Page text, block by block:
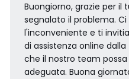
Buongiorno, grazie per
segnalato il problema.
l'inconveniente e ti
di assistenza online
che il nostro team
adeguata. Buona